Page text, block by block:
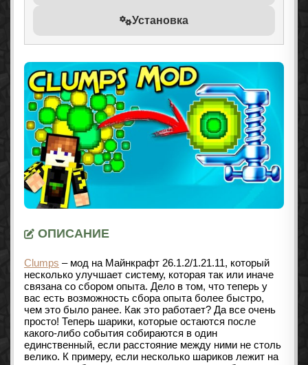
Установка
ОПИСАНИЕ
Clumps – мод на Майнкрафт 26.1.2/1.21.11, который
несколько улучшает систему, которая так или иначе
связана со сбором опыта. Дело в том, что теперь у
вас есть возможность сбора опыта более быстро,
чем это было ранее. Как это работает? Да все очень
просто! Теперь шарики, которые остаются после
какого-либо события собираются в один
единственный, если расстояние между ними не столь
велико. К примеру, если несколько шариков лежит на